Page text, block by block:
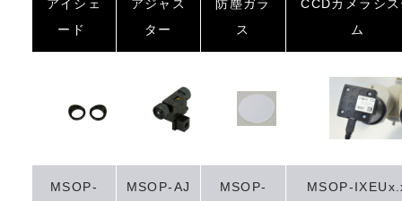
アイシェ
ード
アジャス
ター
防塵ガラ
ス
CCDカメラシ
ム
MSOP-
MSOP-AJ
MSOP-
MSOP-